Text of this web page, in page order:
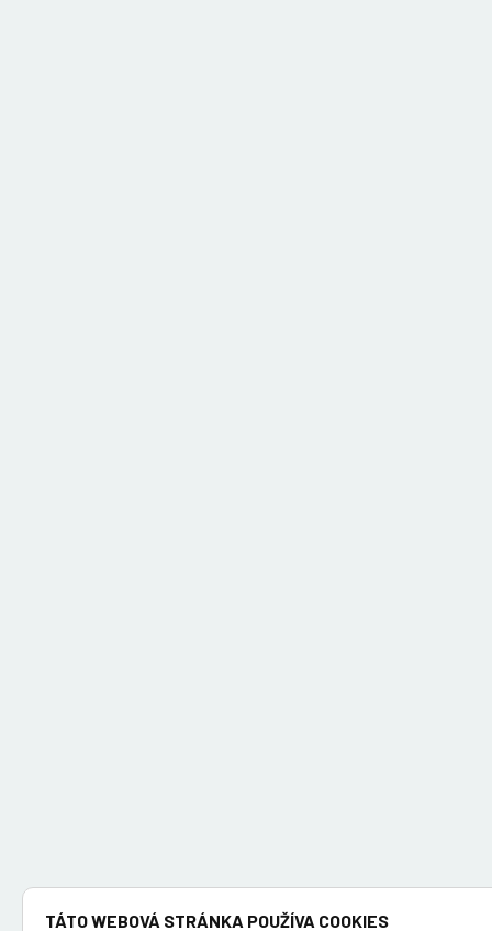
TÁTO WEBOVÁ STRÁNKA POUŽÍVA COOKIES